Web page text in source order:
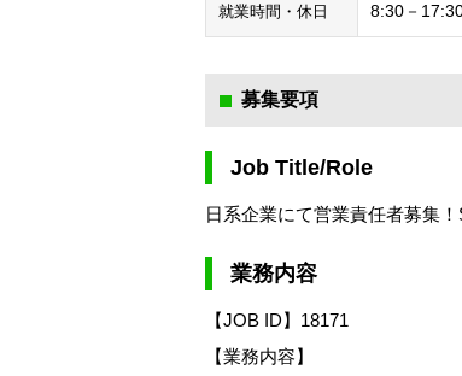
就業時間・休日 8:30－
募集要項
Job Title/Role
日系企業にて営業責任者募集
業務内容
【JOB ID】18171
【業務内容】